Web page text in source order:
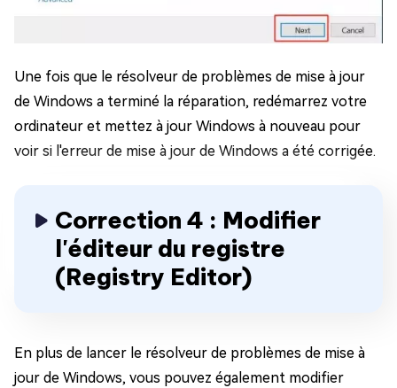
Une fois que le résolveur de problèmes de mise à jour
de Windows a terminé la réparation, redémarrez votre
ordinateur et mettez à jour Windows à nouveau pour
voir si l'erreur de mise à jour de Windows a été corrigée.
Correction 4 : Modifier
l'éditeur du registre
(Registry Editor)
En plus de lancer le résolveur de problèmes de mise à
jour de Windows, vous pouvez également modifier